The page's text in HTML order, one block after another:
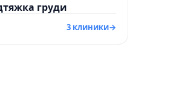
груди
3 клиники→